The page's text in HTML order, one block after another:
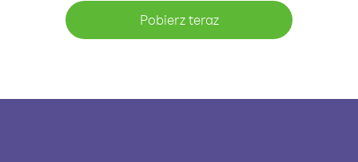
Pobierz teraz